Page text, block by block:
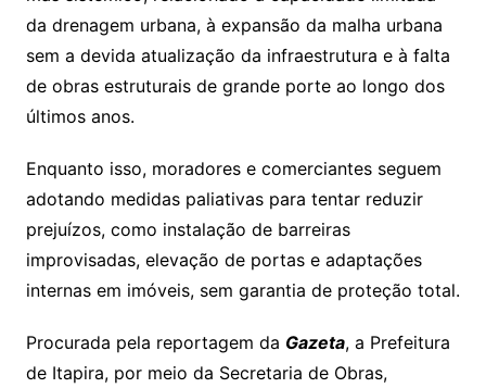
da drenagem urbana, à expansão da malha urbana
sem a devida atualização da infraestrutura e à falta
de obras estruturais de grande porte ao longo dos
últimos anos.
Enquanto isso, moradores e comerciantes seguem
adotando medidas paliativas para tentar reduzir
prejuízos, como instalação de barreiras
improvisadas, elevação de portas e adaptações
internas em imóveis, sem garantia de proteção total.
Procurada pela reportagem da Gazeta, a Prefeitura
de Itapira, por meio da Secretaria de Obras,